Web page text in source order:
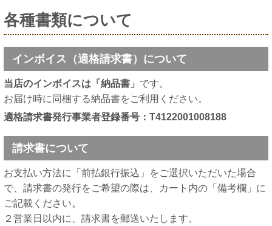
各種書類について
インボイス（適格請求書）について
当店のインボイスは「納品書」 です。
お届け時に同梱する納品書をご利用ください。
適格請求書発行事業者登録番号：T4122001008188
請求書について
お支払い方法に「前払銀行振込」をご選択いただいた場合
で、請求書の発行をご希望の際は、カート内の「備考欄」に
ご記載ください。
２営業日以内に、請求書を郵送いたします。